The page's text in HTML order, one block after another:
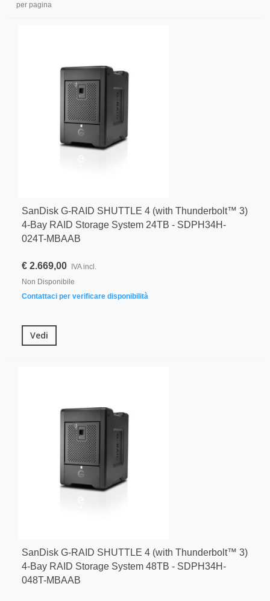
per pagina
SanDisk G-RAID SHUTTLE 4 (with Thunderbolt™ 3)
4-Bay RAID Storage System 24TB - SDPH34H-
024T-MBAAB
€ 2.669,00
IVA incl.
Non Disponibile
Contattaci per verificare disponibilità
Vedi
SanDisk G-RAID SHUTTLE 4 (with Thunderbolt™ 3)
4-Bay RAID Storage System 48TB - SDPH34H-
048T-MBAAB